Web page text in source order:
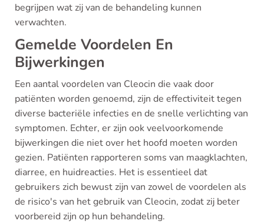
begrijpen wat zij van de behandeling kunnen
verwachten.
Gemelde Voordelen En
Bijwerkingen
Een aantal voordelen van Cleocin die vaak door
patiënten worden genoemd, zijn de effectiviteit tegen
diverse bacteriële infecties en de snelle verlichting van
symptomen. Echter, er zijn ook veelvoorkomende
bijwerkingen die niet over het hoofd moeten worden
gezien. Patiënten rapporteren soms van maagklachten,
diarree, en huidreacties. Het is essentieel dat
gebruikers zich bewust zijn van zowel de voordelen als
de risico's van het gebruik van Cleocin, zodat zij beter
voorbereid zijn op hun behandeling.